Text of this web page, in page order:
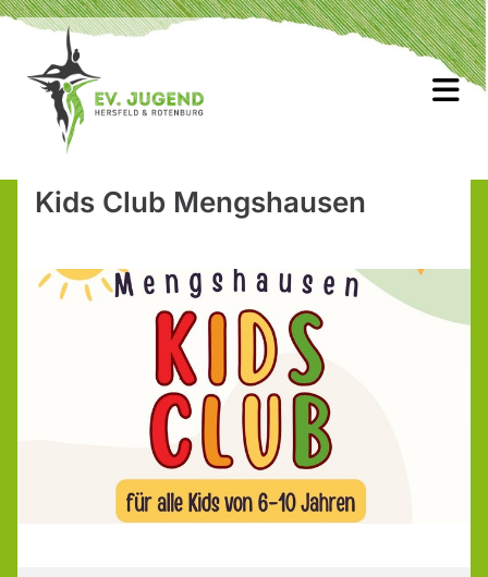
Kids Club Mengshausen